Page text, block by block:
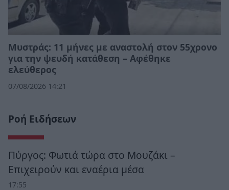
Μυστράς: 11 μήνες με αναστολή στον 55χρονο
για την ψευδή κατάθεση – Αφέθηκε
ελεύθερος
07/08/2026 14:21
Ροή Ειδήσεων
Πύργος: Φωτιά τώρα στο Μουζάκι –
Επιχειρούν και εναέρια μέσα
17:55